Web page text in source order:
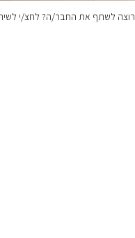
רוצה לשתף את החבר/ה? לחצ/י